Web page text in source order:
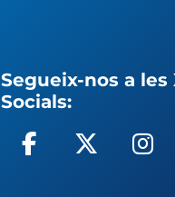
Segueix-nos a les
Socials: